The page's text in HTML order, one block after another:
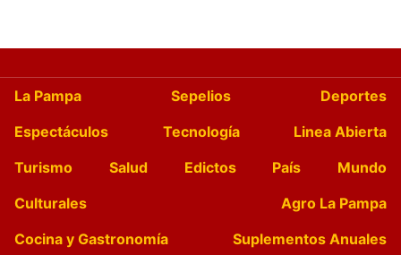
La Pampa Sepelios
Deportes
Espectáculos
Tecnología
Linea Abierta
Turismo
Salud Edictos País
Mundo
Culturales
Agro La Pampa
Cocina y Gastronomía
Suplementos Anuales